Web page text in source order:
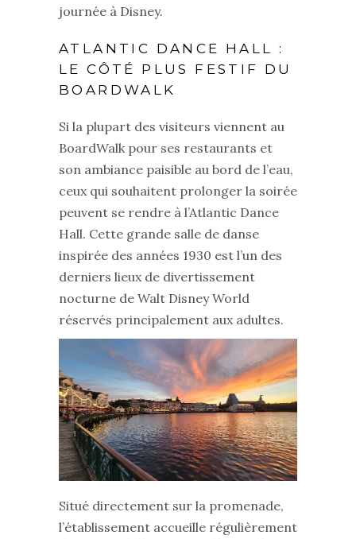
journée à Disney.
ATLANTIC DANCE HALL :
LE CÔTÉ PLUS FESTIF DU
BOARDWALK
Si la plupart des visiteurs viennent au
BoardWalk pour ses restaurants et
son ambiance paisible au bord de l’eau,
ceux qui souhaitent prolonger la soirée
peuvent se rendre à l’Atlantic Dance
Hall. Cette grande salle de danse
inspirée des années 1930 est l’un des
derniers lieux de divertissement
nocturne de Walt Disney World
réservés principalement aux adultes.
Situé directement sur la promenade,
l’établissement accueille régulièrement